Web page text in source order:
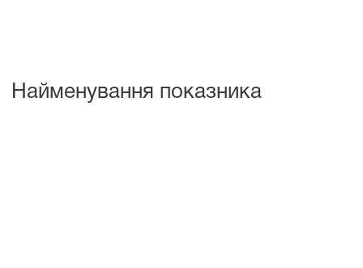
Найменування показника